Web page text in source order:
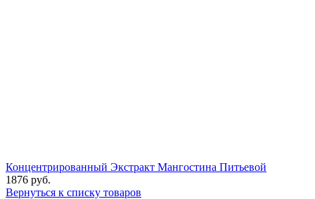
Концентрированный Экстракт Мангостина Питьевой
1876 руб.
Вернуться к списку товаров